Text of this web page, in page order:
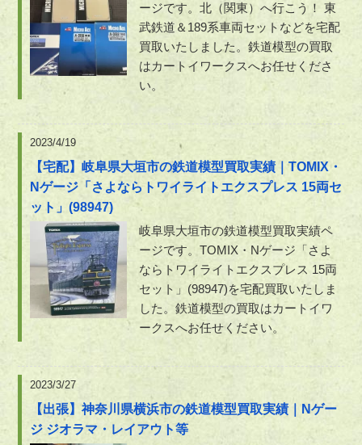
ージです。北（関東）へ行こう！ 東
武鉄道＆189系車両セットなどを宅配
買取いたしました。鉄道模型の買取
はカートイワークスへお任せくださ
い。
2023/4/19
【宅配】岐阜県大垣市の鉄道模型買取実績｜TOMIX・
Nゲージ「さよならトワイライトエクスプレス 15両セ
ット」(98947)
岐阜県大垣市の鉄道模型買取実績ペ
ージです。TOMIX・Nゲージ「さよ
ならトワイライトエクスプレス 15両
セット」(98947)を宅配買取いたしま
した。鉄道模型の買取はカートイワ
ークスへお任せください。
2023/3/27
【出張】神奈川県横浜市の鉄道模型買取実績｜Nゲー
ジ ジオラマ・レイアウト等